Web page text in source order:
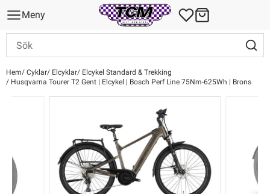
Meny
Hem Cyklar Elcyklar
Elcykel Standard & Trekking
Husqvarna Tourer T2 Gent | Elcykel | Bosch Perf Line 75Nm-625Wh | Brons